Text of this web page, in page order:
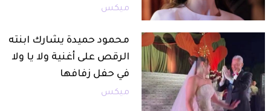
ميكس
محمود حميدة يشارك ابنته
الرقص على أغنية ولا يا ولا
في حفل زفافها
ميكس